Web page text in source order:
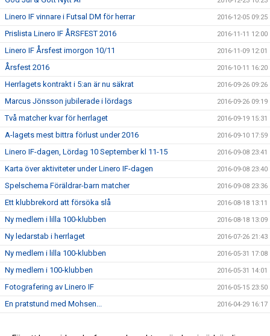
Linero IF vinnare i Futsal DM för herrar 2016-12-05 09:25
Prislista Linero IF ÅRSFEST 2016 2016-11-11 12:00
Linero IF Årsfest imorgon 10/11 2016-11-09 12:01
Årsfest 2016 2016-10-11 16:20
Herrlagets kontrakt i 5:an är nu säkrat 2016-09-26 09:26
Marcus Jönsson jubilerade i lördags 2016-09-26 09:19
Två matcher kvar för herrlaget 2016-09-19 15:31
A-lagets mest bittra förlust under 2016 2016-09-10 17:59
Linero IF-dagen, Lördag 10 September kl 11-15 2016-09-08 23:41
Karta över aktiviteter under Linero IF-dagen 2016-09-08 23:40
Spelschema Föräldrar-barn matcher 2016-09-08 23:36
Ett klubbrekord att försöka slå 2016-08-18 13:11
Ny medlem i lilla 100-klubben 2016-08-18 13:09
Ny ledarstab i herrlaget 2016-07-26 21:43
Ny medlem i lilla 100-klubben 2016-05-31 17:08
Ny medlem i 100-klubben 2016-05-31 14:01
Fotografering av Linero IF 2016-05-15 23:50
En pratstund med Mohsen... 2016-04-29 16:17